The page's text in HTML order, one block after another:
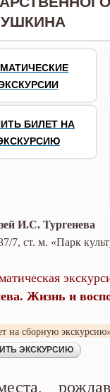
БИЛЕТ НА
И.С. Тургенева
7, ст. м. «Парк
Жизнь и
на сборную